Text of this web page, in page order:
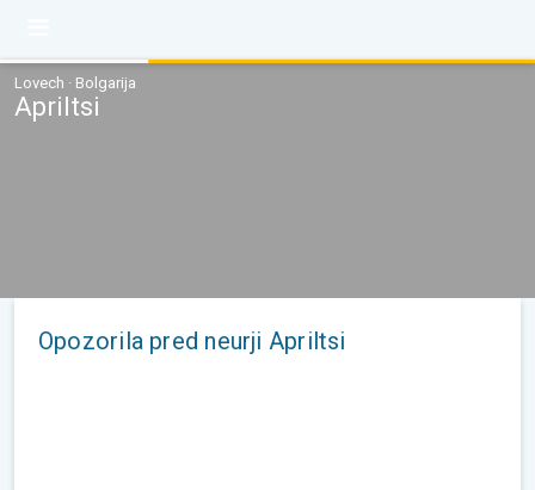
Lovech · Bolgarija
Apriltsi
Opozorila pred neurji Apriltsi